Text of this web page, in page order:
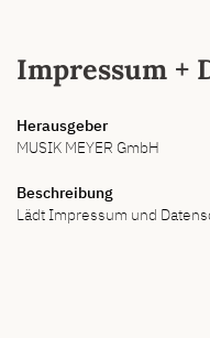
Impressum +
Herausgeber
MUSIK MEYER GmbH
Beschreibung
Lädt Impressum und